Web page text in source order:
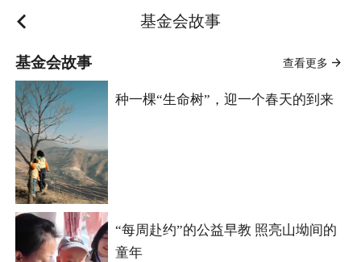
基金会故事
基金会故事 查看更多
种一棵“生命树”，迎一个春天的到来
“每周赴约”的公益早教 照亮山坳间的
童年